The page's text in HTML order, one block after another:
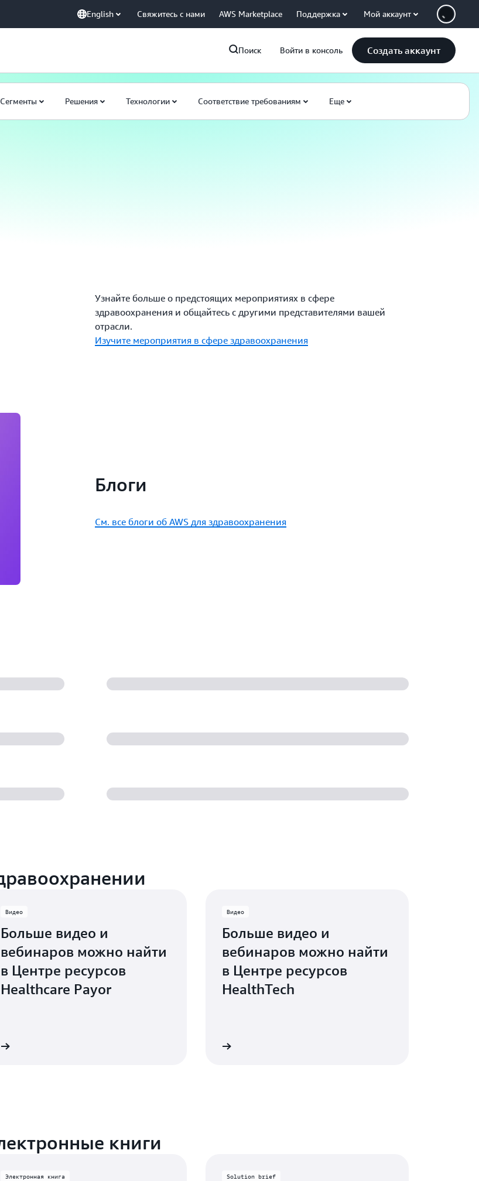
English Свяжитесь с нами AWS Marketplace Поддержка Мой аккаунт
Поиск Войти в консоль Создать аккаунт
Сегменты Решения Технологии Соответствие требованиям Еще
Узнайте больше о предстоящих мероприятиях в сфере
здравоохранения и общайтесь с другими представителями вашей
отрасли.
Изучите мероприятия в сфере здравоохранения
Блоги
См. все блоги об AWS для здравоохранения
Видео
Больше видео и
вебинаров можно найти
в Центре ресурсов
Healthcare Payor
Видео
Больше видео и
вебинаров можно найти
в Центре ресурсов
HealthTech
книги
Электронная книга Solution brief